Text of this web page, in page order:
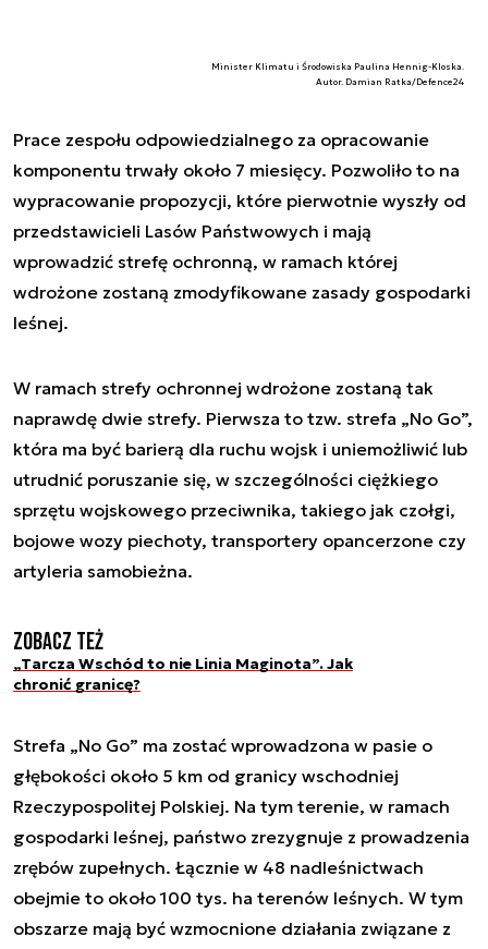
Minister Klimatu i Środowiska Paulina Hennig-Kloska.
Autor. Damian Ratka/Defence24
Prace zespołu odpowiedzialnego za opracowanie
komponentu trwały około 7 miesięcy. Pozwoliło to na
wypracowanie propozycji, które pierwotnie wyszły od
przedstawicieli Lasów Państwowych i mają
wprowadzić strefę ochronną, w ramach której
wdrożone zostaną zmodyfikowane zasady gospodarki
leśnej.
W ramach strefy ochronnej wdrożone zostaną tak
naprawdę dwie strefy. Pierwsza to tzw. strefa „No Go”,
która ma być barierą dla ruchu wojsk i uniemożliwić lub
utrudnić poruszanie się, w szczególności ciężkiego
sprzętu wojskowego przeciwnika, takiego jak czołgi,
bojowe wozy piechoty, transportery opancerzone czy
artyleria samobieżna.
Zobacz też
„Tarcza Wschód to nie Linia Maginota”. Jak
chronić granicę?
Strefa „No Go” ma zostać wprowadzona w pasie o
głębokości około 5 km od granicy wschodniej
Rzeczypospolitej Polskiej. Na tym terenie, w ramach
gospodarki leśnej, państwo zrezygnuje z prowadzenia
zrębów zupełnych. Łącznie w 48 nadleśnictwach
obejmie to około 100 tys. ha terenów leśnych. W tym
obszarze mają być wzmocnione działania związane z